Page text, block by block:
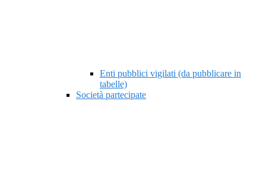
Enti pubblici vigilati (da pubblicare in
tabelle)
Società partecipate